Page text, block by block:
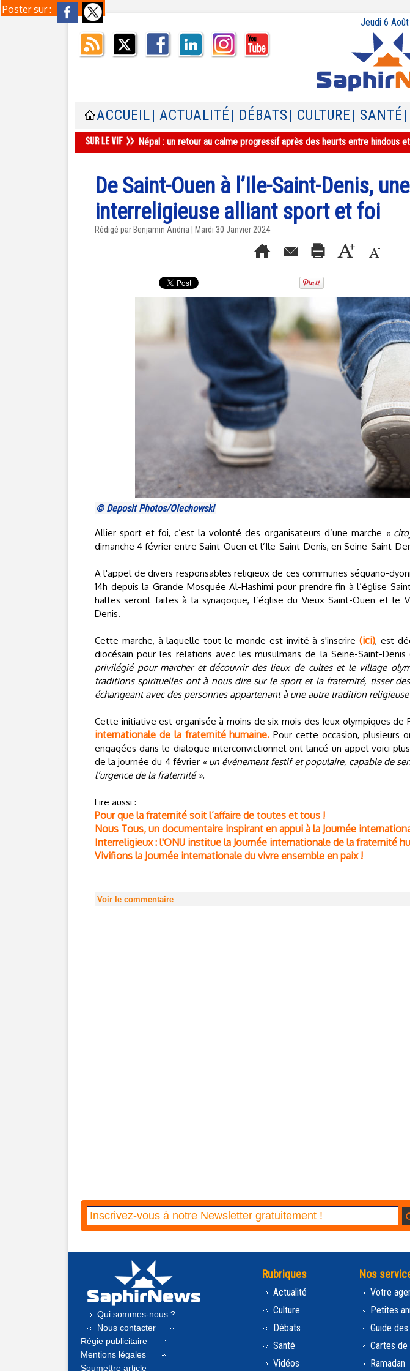
Poster sur :
Jeudi 6
ACCUEIL | ACTUALITÉ | DÉBATS | CULTURE | SANTÉ
Népal : un retour au calme progressif après des heurts entre hindous
De Saint-Ouen à l’Ile-Saint-Denis,
interreligieuse alliant sport et foi
Rédigé par Benjamin Andria | Mardi 30 Janvier 2024
© Deposit Photos/Olechowski
Allier sport et foi, c’est la volonté des organisateurs d’une marche «
dimanche 4 février entre Saint-Ouen et l’Ile-Saint-Denis, en Seine-Saint-
A l'appel de divers responsables religieux de ces communes séquano-
14h depuis la Grande Mosquée Al-Hashimi pour prendre fin à l’église
haltes seront faites à la synagogue, l’église du Vieux Saint-Ouen et le
Denis.
Cette marche, à laquelle tout le monde est invité à s'inscrire(ici), est
diocésain pour les relations avec les musulmans de la Seine-Saint-Denis
privilégié pour marcher et découvrir des lieux de cultes et le village
traditions spirituelles ont à nous dire sur le sport et la fraternité, tisser
échangeant avec des personnes appartenant à une autre tradition
Cette initiative est organisée à moins de six mois des Jeux olympiques de
internationale de la fraternité humaine. Pour cette occasion, plusieurs
engagées dans le dialogue interconvictionnel ont lancé un appel voici
de la journée du 4 février « un événement festif et populaire, capable de
l’urgence de la fraternité ».
Lire aussi :
Pour que la fraternité soit l’affaire de toutes et tous !
Nous Tous, un documentaire inspirant en appui à la Journée
Interreligieux : l'ONU institue la Journée internationale de la fraternité
Vivifions la Journée internationale du vivre ensemble en paix !
Voir le commentaire
Qui sommes-nous ?
Nous contacter
Régie publicitaire
Mentions légales
Soumettre article
Rubriques
Actualité
Culture
Débats
Santé
Vidéos
Nos
Votre
Petites
Guide
Cartes de
Ramadan